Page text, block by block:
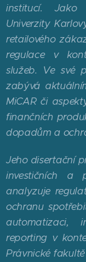
institucí. Jako
Univerzity
retailového
regulace v
služeb. Ve své
zabývá
MiCAR či
finančních
dopadům a
Jeho disertační
investičních a
analyzuje
ochranu
automatizaci,
reporting v
Právnické